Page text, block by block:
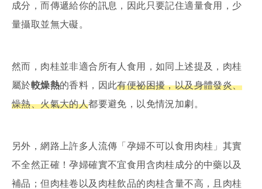
成分，而傳遞給你的訊息，因此只要記住適量食用，少
量攝取並無大礙。
然而，肉桂並非適合所有人食用，如同上述提及，肉桂
屬於較燥熱的香料，因此有便祕困擾，以及身體發炎、
燥熱、火氣大的人都要避免，以免情況加劇。
另外，網路上許多人流傳「孕婦不可以食用肉桂」其實
不全然正確！孕婦確實不宜食用含肉桂成分的中藥以及
補品；但肉桂卷以及肉桂飲品的肉桂含量不高，且肉桂